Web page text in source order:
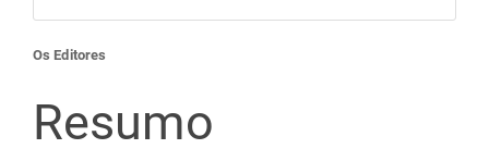
Conteúdo
do
Os Editores
Resumo